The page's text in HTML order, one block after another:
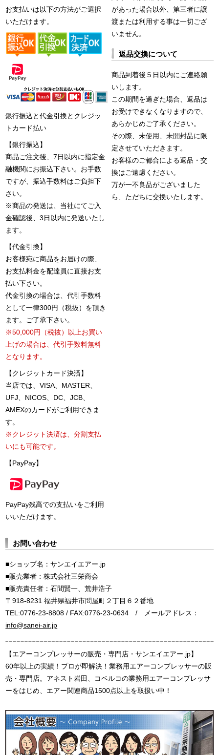
お支払いは以下の方法がご選択
いただけます。
銀行振込と代金引換とクレジッ
トカード払い
【銀行振込】
商品ご注文後、7日以内に指定金
融機関にお振込下さい。お手数
ですが、振込手数料はご負担下
さい。
※商品の発送は、当社にてご入
金確認後、3日以内に発送いたし
ます。
【代金引換】
お客様宛に商品をお届けの際、
お支払料金を配達員に直接お支
払い下さい。
代金引換の場合は、代引手数料
として一律300円（税抜）を頂き
ます。ご了承下さい。
※50,000円（税抜）以上お買い
上げの場合は、代引手数料無料
となります。
【クレジットカード決済】
当店では、VISA、MASTER、
UFJ、NICOS、DC、JCB、
AMEXのカードがご利用できま
す。
※クレジット決済は、分割支払
いにも可能です。
【PayPay】
PayPay残高での支払いをご利用
いいただけます。
があった場合以外、第三者に譲
渡または利用する事は一切ござ
いません。
返品交換について
商品到着後５日以内にご連絡願
いします。
この期間を過ぎた場合、返品は
お受けできなくなりますので、
あらかじめご了承ください。
その際、未使用、未開封品に限
定させていただきます。
お客様のご都合による返品・交
換はご遠慮ください。
万が一不良品がございました
ら、ただちに交換いたします。
お問い合わせ
■ショップ名：サンエイエアー.jp
■販売業者：株式会社三栄商会
■販売責任者：石間賢一、荒井浩子
〒918-8231 福井県福井市問屋町２丁目６２番地
TEL:0776-23-8808 / FAX:0776-23-0634 / メールアドレス：
info@sanei-air.jp
【エアーコンプレッサーの販売・専門店・サンエイエアー.jp】
60年以上の実績！プロが即解決！業務用エアーコンプレッサーの販
売・専門店。アネスト岩田、コベルコの業務用エアーコンプレッサ
ーをはじめ、エアー関連商品1500点以上を取扱い中！